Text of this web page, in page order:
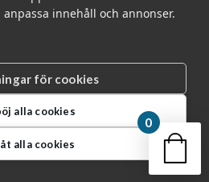
innehåll och annonser.
för cookies
alla cookies
alla cookies
AB © 2026 |
|
031 - 92 94 92
Din
0